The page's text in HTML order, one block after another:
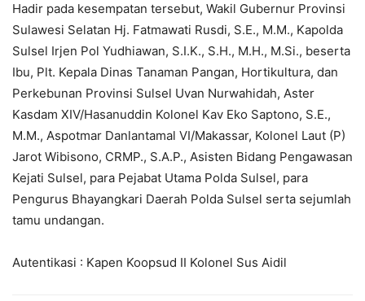
Hadir pada kesempatan tersebut, Wakil Gubernur Provinsi
Sulawesi Selatan Hj. Fatmawati Rusdi, S.E., M.M., Kapolda
Sulsel Irjen Pol Yudhiawan, S.I.K., S.H., M.H., M.Si., beserta
Ibu, Plt. Kepala Dinas Tanaman Pangan, Hortikultura, dan
Perkebunan Provinsi Sulsel Uvan Nurwahidah, Aster
Kasdam XIV/Hasanuddin Kolonel Kav Eko Saptono, S.E.,
M.M., Aspotmar Danlantamal VI/Makassar, Kolonel Laut (P)
Jarot Wibisono, CRMP., S.A.P., Asisten Bidang Pengawasan
Kejati Sulsel, para Pejabat Utama Polda Sulsel, para
Pengurus Bhayangkari Daerah Polda Sulsel serta sejumlah
tamu undangan.
Autentikasi : Kapen Koopsud II Kolonel Sus Aidil